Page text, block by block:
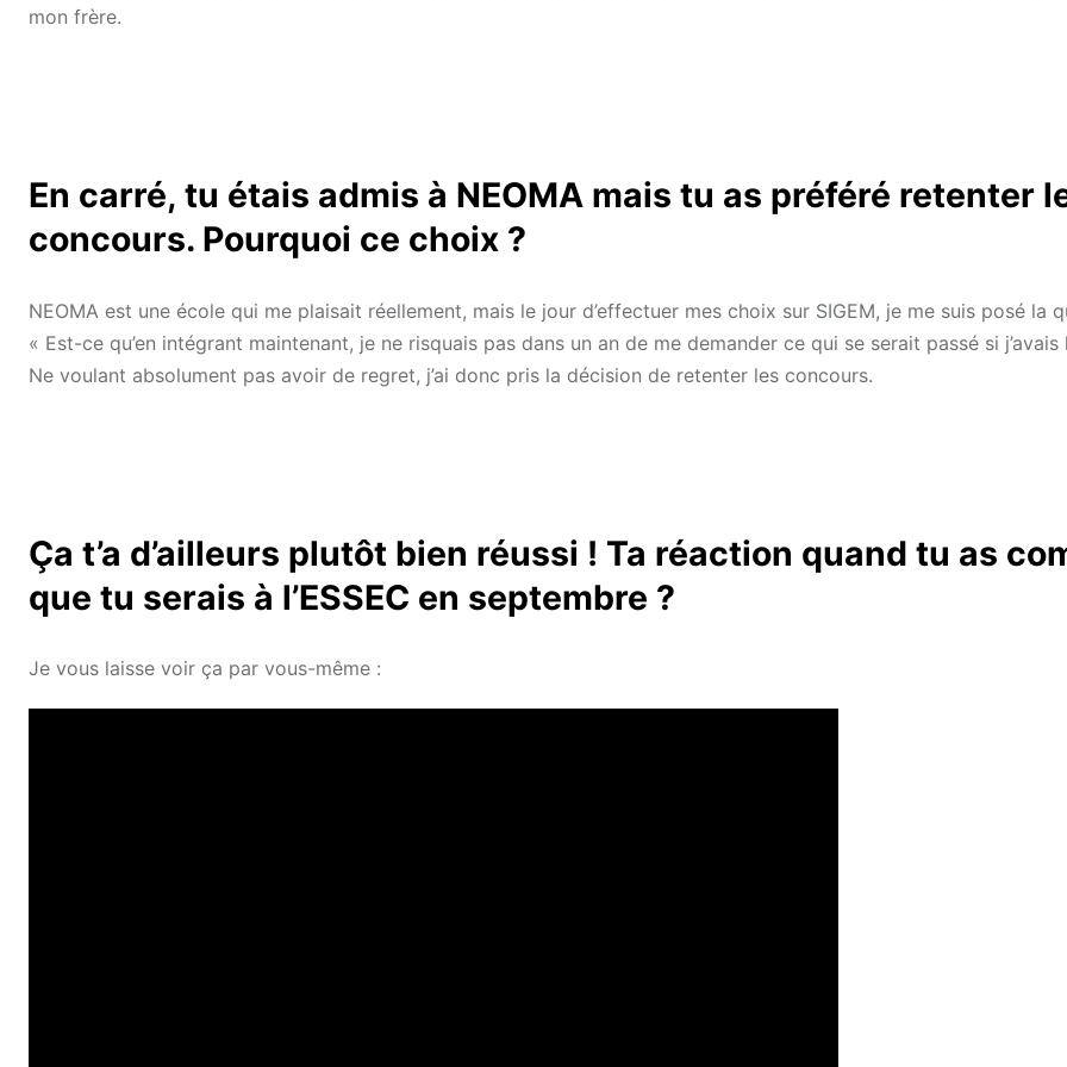
mon frère.
En carré, tu étais admis à NEOMA mais tu as préféré retenter
concours. Pourquoi ce choix ?
NEOMA est une école qui me plaisait réellement, mais le jour d’effectuer mes choix sur SIGEM, je me suis posé la
« Est-ce qu’en intégrant maintenant, je ne risquais pas dans un an de me demander ce qui se serait passé si j’avais
Ne voulant absolument pas avoir de regret, j’ai donc pris la décision de retenter les concours.
Ça t’a d’ailleurs plutôt bien réussi ! Ta réaction quand tu as
que tu serais à l’ESSEC en septembre ?
Je vous laisse voir ça par vous-même :